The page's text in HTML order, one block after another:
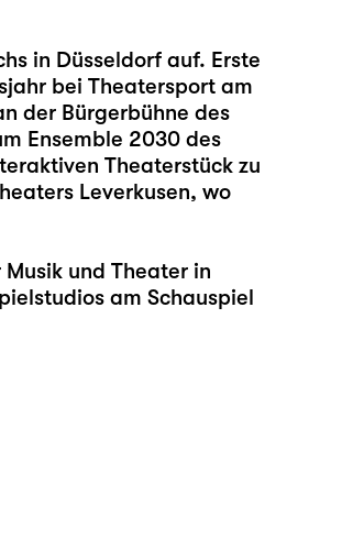
in Düsseldorf auf. Erste
bei Theatersport am
der Bürgerbühne des
Ensemble 2030 des
Theaterstück zu
Leverkusen, wo
und Theater in
am Schauspiel